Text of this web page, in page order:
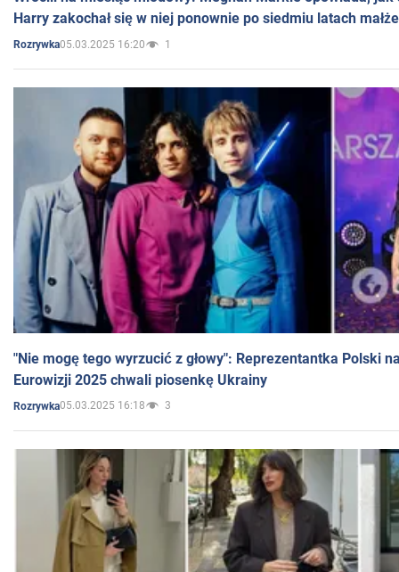
Harry zakochał się w niej ponownie po siedmiu latach
Rozrywka05.03.2025 16:20 1
"Nie mogę tego wyrzucić z głowy": Reprezentantka Polski
Eurowizji 2025 chwali piosenkę Ukrainy
Rozrywka05.03.2025 16:18 3